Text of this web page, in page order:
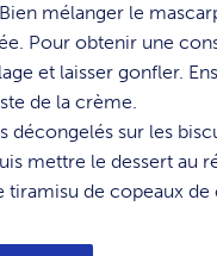
mélanger le
Pour obtenir une
et laisser gonfler.
de la crème.
décongelés sur les
mettre le dessert au
tiramisu de copeaux